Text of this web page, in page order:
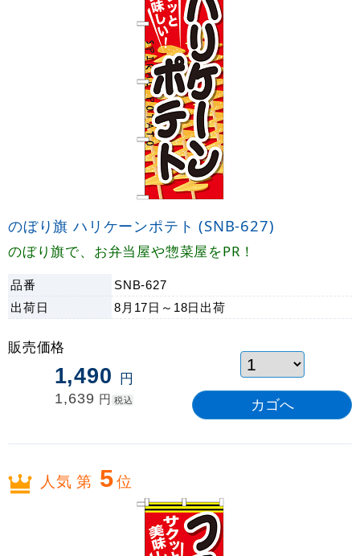
のぼり旗 ハリケーンポテト (SNB-627)
のぼり旗で、お弁当屋や惣菜屋をPR！
品番 SNB-627
出荷日 8月17日～18日 出荷
販売価格
1,490 円
1,639 円 税込
人気 第 5位